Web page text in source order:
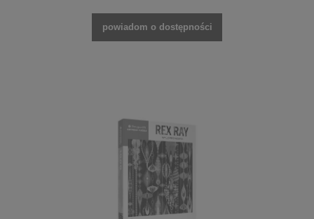
powiadom o dostępności